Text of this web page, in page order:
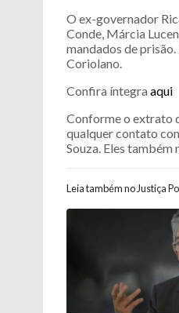
O ex-governador
Conde, Márcia
mandados de
Coriolano.
Confira íntegra aqui
Conforme o extrato
qualquer contato
Souza. Eles
Leia também no Justiça